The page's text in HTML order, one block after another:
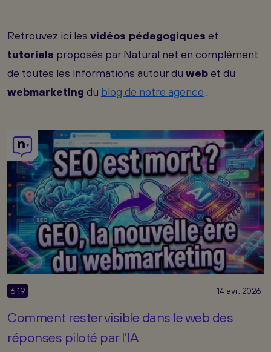
Retrouvez ici les vidéos pédagogiques et
tutoriels proposés par Natural net en complément
de toutes les informations autour du webet du
webmarketing du blog de notre agence .
6:19 14 avr. 2026
Comment rester visible dans le web des
réponses piloté par l’IA